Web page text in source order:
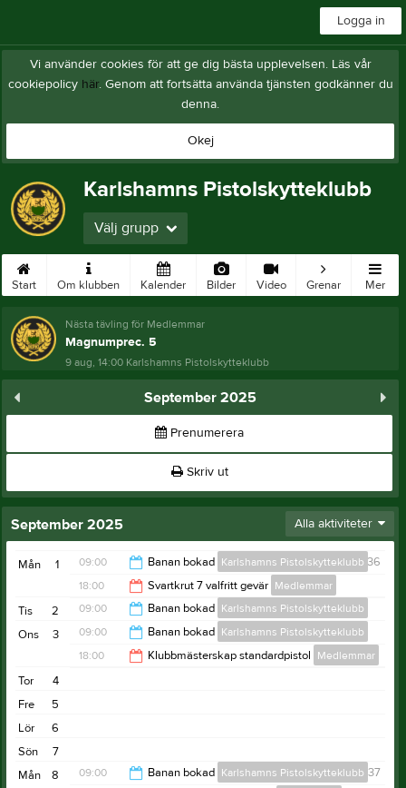
Logga in
Vi använder cookies för att ge dig bästa upplevelsen. Läs vår
cookiepolicy här. Genom att fortsätta använda tjänsten godkänner du
denna.
Okej
Karlshamns Pistolskytteklubb
Välj grupp
Start Om klubben Kalender Bilder Video Grenar Mer
Nästa tävling för Medlemmar
Magnumprec. 5
9 aug, 14:00 Karlshamns Pistolskytteklubb
September 2025
Prenumerera
Skriv ut
September 2025 Alla aktiviteter
1
Mån v.36
09:00 Banan bokad Karlshamns Pistolskytteklubb
16:30
18:00 Svartkrut 7 valfritt gevär Medlemmar
19:00
2
Tis 09:00 Banan bokad Karlshamns Pistolskytteklubb
16:30
3
Ons 09:00 Banan bokad Karlshamns Pistolskytteklubb
18:00 Klubbmästerskap standardpistol Medlemmar
4
Tor
5
Fre
6
Lör
7
Sön
8
Mån v.37
09:00 Banan bokad Karlshamns Pistolskytteklubb